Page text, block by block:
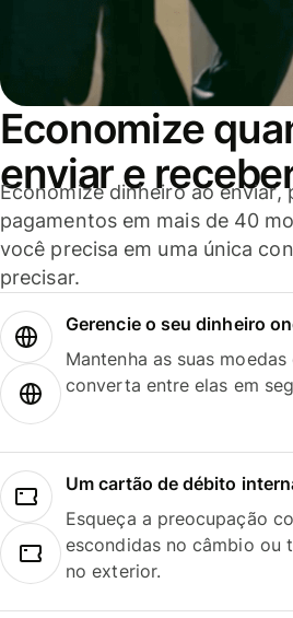
Economize
enviar e
Economize dinheiro ao enviar,
pagamentos em mais de 40
você precisa em uma única
precisar.
Gerencie o seu dinheiro
Mantenha as suas
converta entre elas em
Um cartão de débito
Esqueça a preocupação
escondidas no câmbio ou
no exterior.